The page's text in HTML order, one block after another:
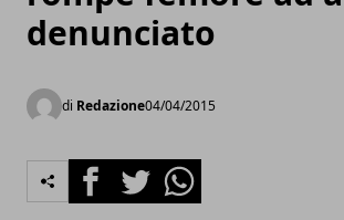
denunciato
di Redazione04/04/2015
FacebookTwitterWhatsapp